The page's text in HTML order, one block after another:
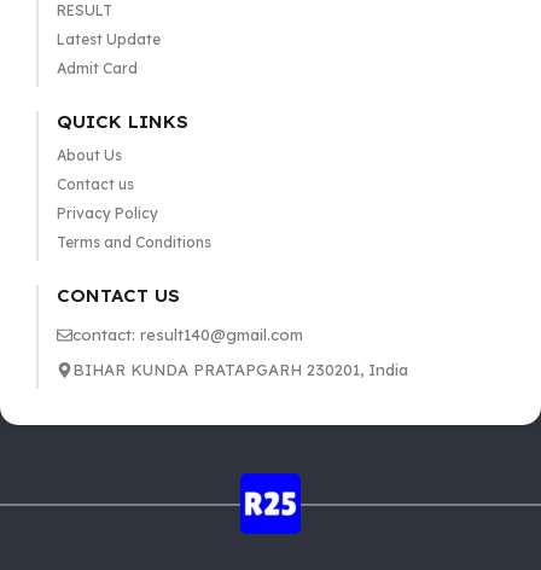
RESULT
Latest Update
Admit Card
QUICK LINKS
About Us
Contact us
Privacy Policy
Terms and Conditions
CONTACT US
contact: result140@gmail.com
BIHAR KUNDA PRATAPGARH 230201, India